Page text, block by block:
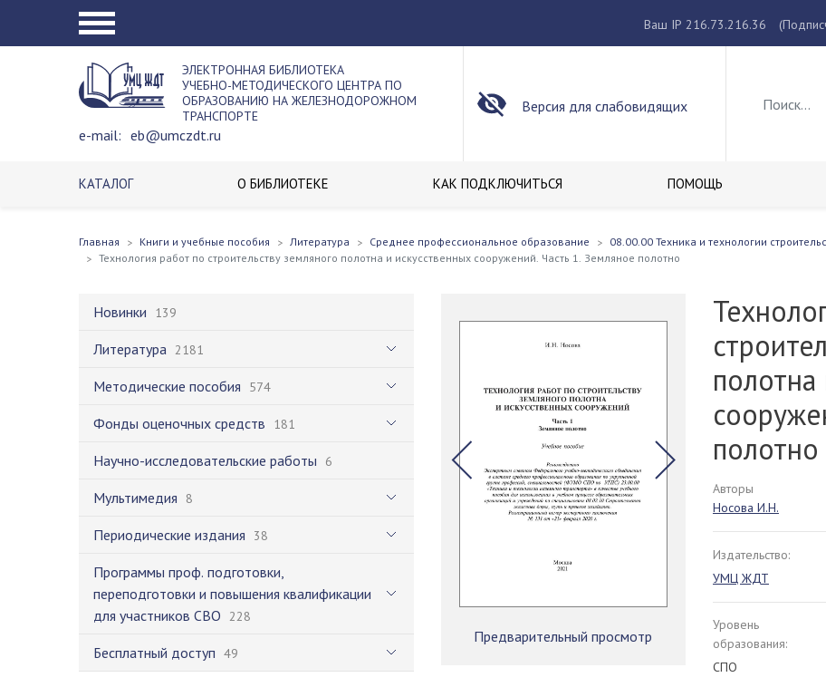
Ваш IP 216.73.216.36
ЭЛЕКТРОННАЯ БИБЛИОТЕКА
УЧЕБНО-МЕТОДИЧЕСКОГО ЦЕНТРА ПО
ОБРАЗОВАНИЮ НА ЖЕЛЕЗНОДОРОЖНОМ
ТРАНСПОРТЕ
e-mail: eb@umczdt.ru
Версия для слабовидящих
КАТАЛОГ О БИБЛИОТЕКЕ КАК ПОДКЛЮЧИТЬСЯ ПОМОЩЬ
Главная Книги и учебные пособия Литература Среднее профессиональное образование
08.00.00 Техника и технологии
Технология работ по строительству земляного полотна и искусственных сооружений. Часть 1. Земляное полотно
Новинки 139
Литература 2181
Методические пособия 574
Фонды оценочных средств 181
Научно-исследовательские работы 6
Мультимедия 8
Периодические издания 38
Программы проф. подготовки,
переподготовки и повышения квалификации
для участников СВО 228
Бесплатный доступ 49
Предварительный просмотр
полотно
Авторы
Носова И.Н.
Издательство:
УМЦ ЖДТ
Уровень
образования:
СПО